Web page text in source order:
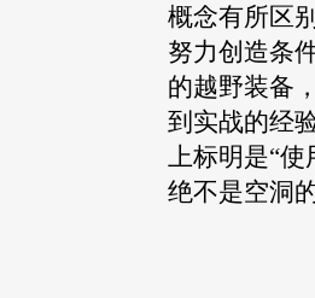
概念有所区
努力创造条
的越野装备
到实战的经
上标明是“
绝不是空洞